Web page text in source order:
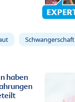
Schwangerschaft
haben